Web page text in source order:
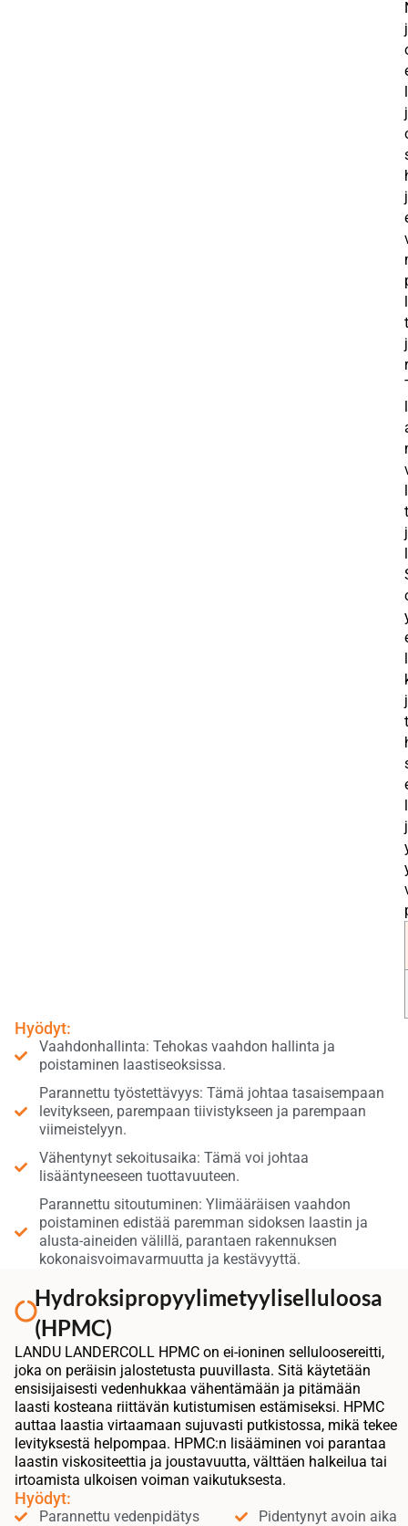
Hyödyt:
Vaahdonhallinta: Tehokas vaahdon hallinta ja
poistaminen laastiseoksissa.
Parannettu työstettävyys: Tämä johtaa tasaisempaan
levitykseen, parempaan tiivistykseen ja parempaan
viimeistelyyn.
Vähentynyt sekoitusaika: Tämä voi johtaa
lisääntyneeseen tuottavuuteen.
Parannettu sitoutuminen: Ylimääräisen vaahdon
poistaminen edistää paremman sidoksen laastin ja
alusta-aineiden välillä, parantaen rakennuksen
kokonaisvoimavarmuutta ja kestävyyttä.
Hydroksipropyylimetyyliselluloosa
(HPMC)
LANDU LANDERCOLL HPMC on ei-ioninen selluloosereitti,
joka on peräisin jalostetusta puuvillasta. Sitä käytetään
ensisijaisesti vedenhukkaa vähentämään ja pitämään
laasti kosteana riittävän kutistumisen estämiseksi. HPMC
auttaa laastia virtaamaan sujuvasti putkistossa, mikä tekee
levityksestä helpompaa. HPMC:n lisääminen voi parantaa
laastin viskositeettia ja joustavuutta, välttäen halkeilua tai
irtoamista ulkoisen voiman vaikutuksesta.
Hyödyt:
Parannettu vedenpidätys
Pidentynyt avoin aika